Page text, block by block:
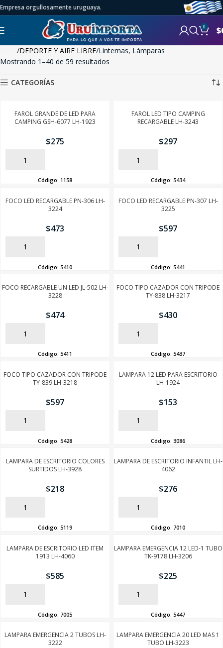
Empresa orgullosamente uruguaya.
0 $
DEPORTE Y AIRE LIBRE Linternas, Lámparas
Mostrando 1–40 de 59 resultados
CATEGORÍAS
FAROL GRANDE DE LED PARA
CAMPING GSH-6077 LH-1923
$275
AÑADIR
Código: 1158
FAROL LED TIPO CAMPING
RECARGABLE LH-3243
$297
AÑADIR
Código: 5434
FOCO LED RECARGABLE PN-306 LH-
3224
$473
AÑADIR
Código: 5410
FOCO LED RECARGABLE PN-307 LH-
3225
$597
AÑADIR
Código: 5441
FOCO RECARGABLE UN LED JL-502 LH-
3228
$474
AÑADIR
Código: 5411
FOCO TIPO CAZADOR CON TRIPODE
TY-838 LH-3217
$430
AÑADIR
Código: 5437
FOCO TIPO CAZADOR CON TRIPODE
TY-839 LH-3218
$597
AÑADIR
Código: 5428
LAMPARA 12 LED PARA ESCRITORIO
LH-1924
$153
AÑADIR
Código: 3086
LAMPARA DE ESCRITORIO COLORES
SURTIDOS LH-3928
$218
AÑADIR
Código: 5119
LAMPARA DE ESCRITORIO INFANTIL LH-
4062
$276
AÑADIR
Código: 7010
LAMPARA DE ESCRITORIO LED ITEM
1913 LH-4060
$585
AÑADIR
Código: 7005
LAMPARA EMERGENCIA 12 LED-1 TUBO
TK-9178 LH-3206
$225
AÑADIR
Código: 5447
LAMPARA EMERGENCIA 2 TUBOS LH-
3222
LAMPARA EMERGENCIA 20 LED MAS 1
TUBO LH-3223